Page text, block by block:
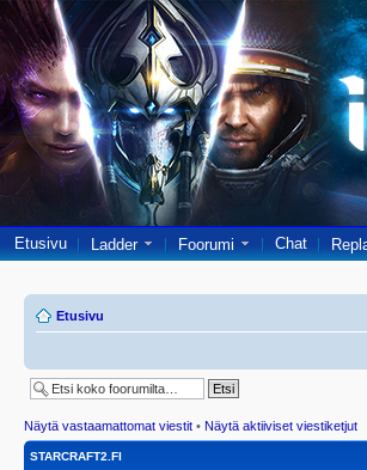
Etusivu Ladder Foorumi Chat
Etusivu
Näytä vastaamattomat viestit • Näytä aktiiviset viestiketjut
STARCRAFT2.FI